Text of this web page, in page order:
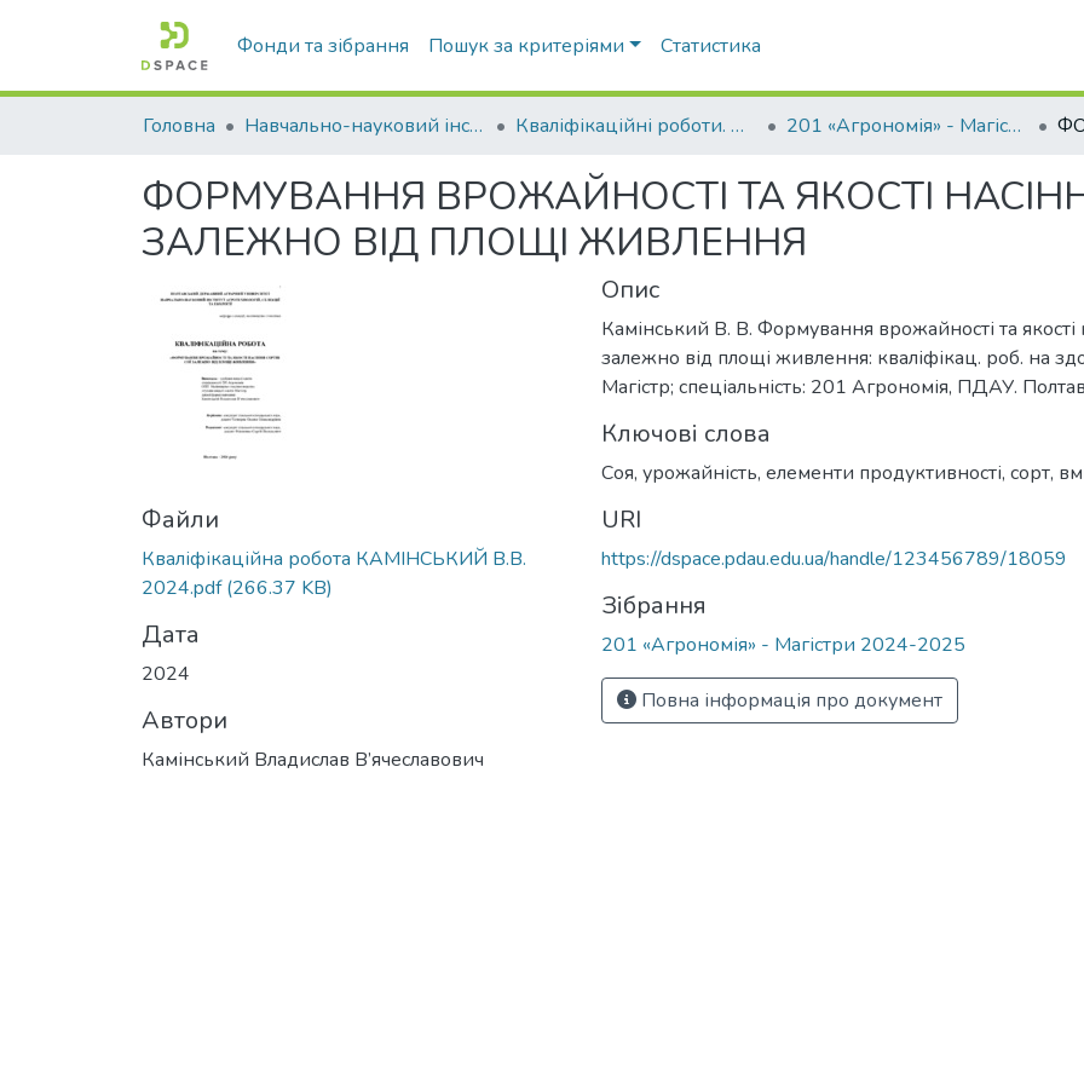
Фонди та зібрання Пошук за критеріями Статистика
Головна Навчально-науковий інститут агротехнологій, селекції та екології Кваліфікаційні роботи. ННІ агротехнологій, селекції та екології 201 «Агрономія» - Магістри 2024-2025
ФОРМУВАННЯ ВРОЖАЙНОСТІ ТА ЯКОСТІ
ЗАЛЕЖНО ВІД ПЛОЩІ ЖИВЛЕННЯ
Файли
Кваліфікаційна робота КАМІНСЬКИЙ В.В.
2024.pdf(266.37 KB)
Дата
2024
Автори
Камінський Владислав В’ячеславович
Опис
Камінський В. В. Формування врожайності та якості
залежно від площі живлення: кваліфікац. роб. на
Магістр; спеціальність: 201 Агрономія, ПДАУ.
Ключові слова
Соя, урожайність, елементи продуктивності, сорт,
URI
https://dspace.pdau.edu.ua/handle/123456789/18059
Зібрання
201 «Агрономія» - Магістри 2024-2025
Повна інформація про документ